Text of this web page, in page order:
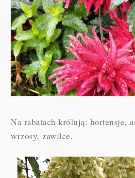
Na rabatach królują: hortensje,
wrzosy, zawilce.